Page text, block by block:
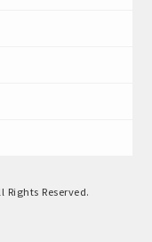
Reserved.